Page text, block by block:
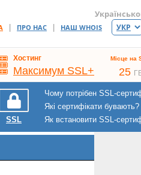
| ПРО НАС | НАШ WHOIS
Хостинг
Максимум SSL+
Місце на
25
SSL
Чому потрібен SSL-
Які сертифікати бувають?
Як встановити SSL-